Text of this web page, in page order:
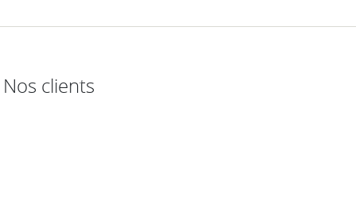
Nos clients